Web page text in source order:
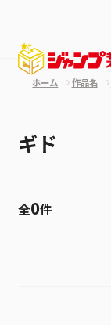
ホーム 作品名
ギド
全0件